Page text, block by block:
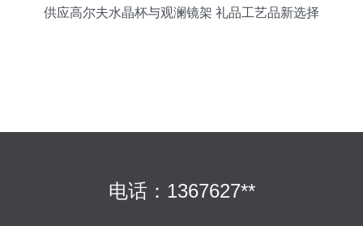
供应高尔夫水晶杯与观澜镜架 礼品工艺品新选择
电话：1367627**